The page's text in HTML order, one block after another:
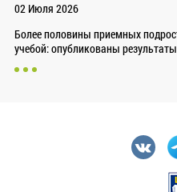
02 Июля 2026
Более половины приемных
учебой: опубликованы